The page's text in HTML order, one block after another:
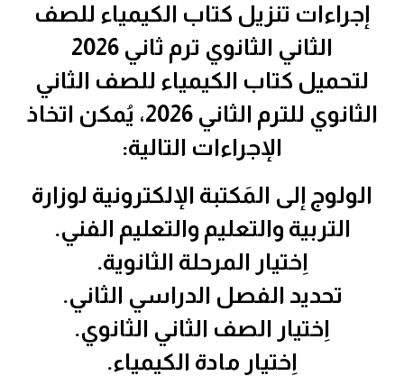
إجراءات تنزيل كتاب الكيمياء للصف
الثاني الثانوي ترم ثاني 2026
لتحميل كتاب الكيمياء للصف الثاني
الثانوي للترم الثاني 2026، يُمكن اتخاذ
الإجراءات التالية:
الولوج إلى المَكتبة الإلكترونية لوزارة
التربية والتعليم والتعليم الفني.
اِختيار المرحلة الثانوية.
تحديد الفصل الدراسي الثاني.
اِختيار الصف الثاني الثانوي.
اِختيار مادة الكيمياء.